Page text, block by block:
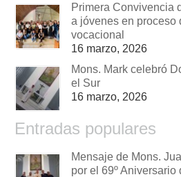
Primera Convivencia
a jóvenes en proceso
vocacional
16 marzo, 2026
Mons. Mark celebró
el Sur
16 marzo, 2026
Entradas populares
Mensaje de Mons.
por el 69º